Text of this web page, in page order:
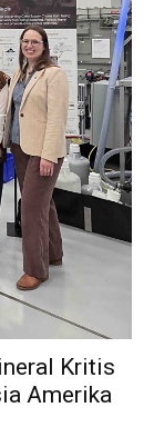
Kritis
Amerika